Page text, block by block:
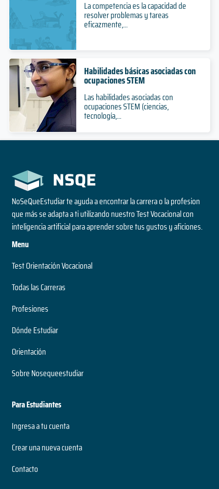
La competencia es la capacidad de
resolver problemas y tareas
eficazmente,...
Habilidades básicas asociadas con
ocupaciones STEM
Las habilidades asociadas con
ocupaciones STEM (ciencias,
tecnología,...
NoSeQueEstudiar te ayuda a encontrar la carrera o la profesion
que más se adapta a ti utilizando nuestro Test Vocacional con
inteligencia artificial para aprender sobre tus gustos y aficiones.
Menu
Test Orientación Vocacional
Todas las Carreras
Profesiones
Dónde Estudiar
Orientación
Sobre Nosequeestudiar
Para Estudiantes
Ingresa a tu cuenta
Crear una nueva cuenta
Contacto